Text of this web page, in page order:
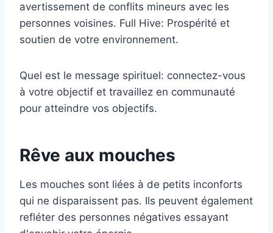
avertissement de conflits mineurs avec les
personnes voisines. Full Hive: Prospérité et
soutien de votre environnement.
Quel est le message spirituel: connectez-vous
à votre objectif et travaillez en communauté
pour atteindre vos objectifs.
Rêve aux mouches
Les mouches sont liées à de petits inconforts
qui ne disparaissent pas. Ils peuvent également
refléter des personnes négatives essayant